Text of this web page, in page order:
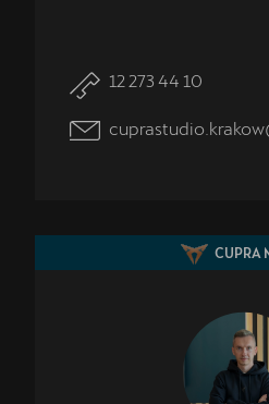
12 273 44 10
CUPRA